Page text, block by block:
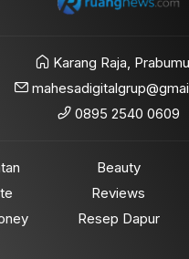
Karang Raja,
0895 2540 0609
Beauty
Reviews
Resep Dapur